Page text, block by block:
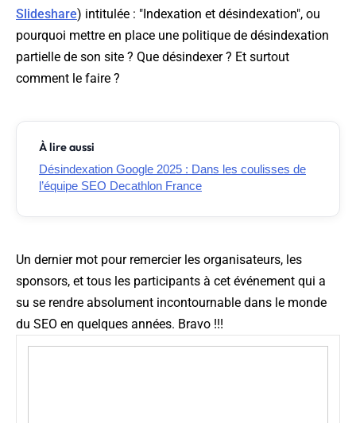
Slideshare) intitulée : "Indexation et désindexation", ou
pourquoi mettre en place une politique de désindexation
partielle de son site ? Que désindexer ? Et surtout
comment le faire ?
À lire aussi
Désindexation Google 2025 : Dans les coulisses de
l’équipe SEO Decathlon France
Un dernier mot pour remercier les organisateurs, les
sponsors, et tous les participants à cet événement qui a
su se rendre absolument incontournable dans le monde
du SEO en quelques années. Bravo !!!